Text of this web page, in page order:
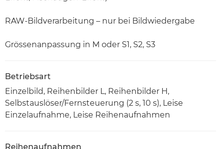
RAW-Bildverarbeitung – nur bei Bildwiedergabe
Grössenanpassung in M oder S1, S2, S3
Betriebsart
Einzelbild, Reihenbilder L, Reihenbilder H,
Selbstauslöser/Fernsteuerung (2 s, 10 s), Leise
Einzelaufnahme, Leise Reihenaufnahmen
Reihenaufnahmen